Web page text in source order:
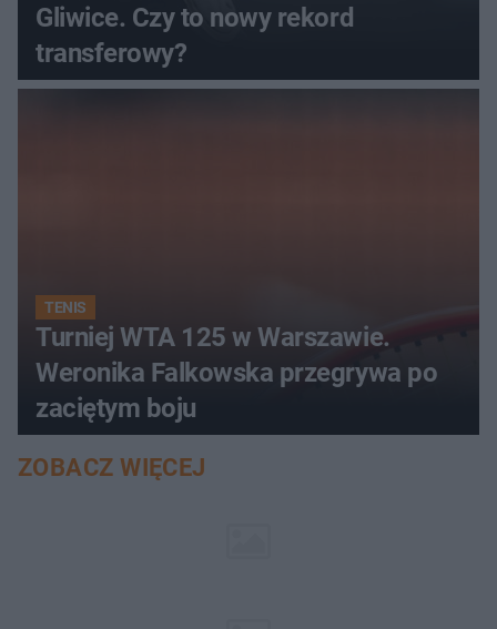
Gliwice. Czy to nowy rekord
transferowy?
TENIS
Turniej WTA 125 w Warszawie.
Weronika Falkowska przegrywa po
zaciętym boju
ZOBACZ WIĘCEJ